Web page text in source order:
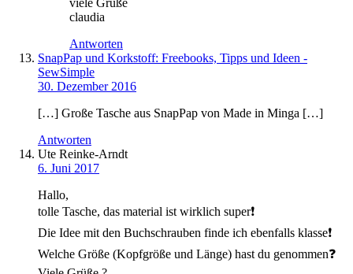
viele Grüße
claudia
Antworten
SnapPap und Korkstoff: Freebooks, Tipps und Ideen -
SewSimple
30. Dezember 2016
[…] Große Tasche aus SnapPap von Made in Minga […]
Antworten
Ute Reinke-Arndt
6. Juni 2017
Hallo,
tolle Tasche, das material ist wirklich super❗️
Die Idee mit den Buchschrauben finde ich ebenfalls klasse❗️
Welche Größe (Kopfgröße und Länge) hast du genommen❓